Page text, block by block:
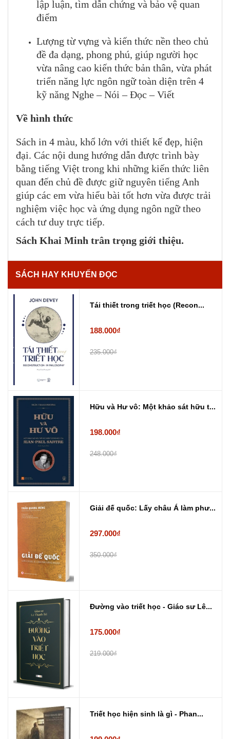
lập luận, tìm dẫn chứng và bảo vệ quan
điểm
Lượng từ vựng và kiến thức nền theo chủ
đề đa dạng, phong phú, giúp người học
vừa nâng cao kiến thức bản thân, vừa phát
triển năng lực ngôn ngữ toàn diện trên 4
kỹ năng Nghe – Nói – Đọc – Viết
Về hình thức
Sách in 4 màu, khổ lớn với thiết kế đẹp, hiện
đại. Các nội dung hướng dẫn được trình bày
bằng tiếng Việt trong khi những kiến thức liên
quan đến chủ đề được giữ nguyên tiếng Anh
giúp các em vừa hiểu bài tốt hơn vừa được trải
nghiệm việc học và ứng dụng ngôn ngữ theo
cách tư duy trực tiếp.
Sách Khai Minh trân trọng giới thiệu.
SÁCH HAY KHUYẾN ĐỌC
Tái thiết trong triết học (Recon...
188.000₫
235.000₫
Hữu và Hư vô: Một khảo sát hữu t...
198.000₫
248.000₫
Giải đế quốc: Lấy châu Á làm phư...
297.000₫
350.000₫
Đường vào triết học - Giáo sư Lê...
175.000₫
219.000₫
Triết học hiện sinh là gì - Phan...